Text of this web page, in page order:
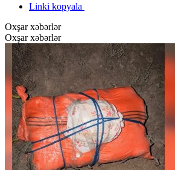
Linki kopyala
Oxşar xəbərlər
Oxşar xəbərlər